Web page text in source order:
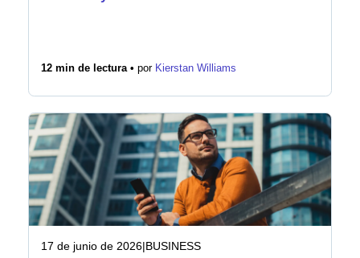
12 min de lectura • por Kierstan Williams
17 de junio de 2026|BUSINESS